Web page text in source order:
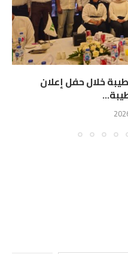
خلال حفل إعلان